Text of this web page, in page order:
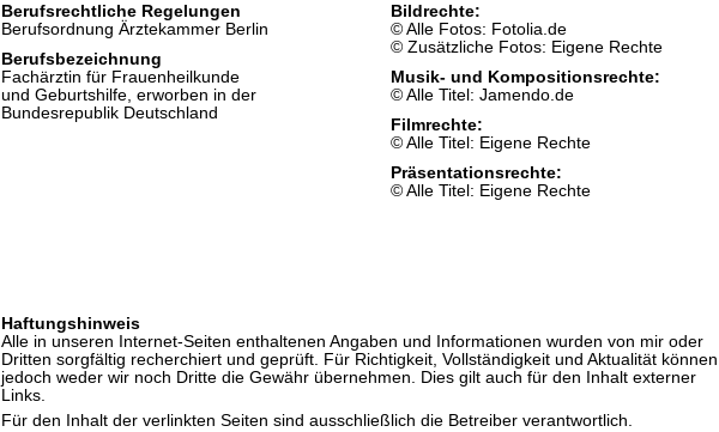
Berufsrechtliche Regelungen
Berufsordnung Ärztekammer Berlin
Berufsbezeichnung
Fachärztin für Frauenheilkunde
und Geburtshilfe, erworben in der
Bundesrepublik Deutschland
Bildrechte:
© Alle Fotos: Fotolia.de
© Zusätzliche Fotos: Eigene Rechte
Musik- und Kompositionsrechte:
© Alle Titel: Jamendo.de
Filmrechte:
© Alle Titel: Eigene Rechte
Präsentationsrechte:
© Alle Titel: Eigene Rechte
Haftungshinweis
Alle in unseren Internet-Seiten enthaltenen Angaben und Informationen wurden von mir oder
Dritten sorgfältig recherchiert und geprüft. Für Richtigkeit, Vollständigkeit und Aktualität können
jedoch weder wir noch Dritte die Gewähr übernehmen. Dies gilt auch für den Inhalt externer
Links.
Für den Inhalt der verlinkten Seiten sind ausschließlich die Betreiber verantwortlich.